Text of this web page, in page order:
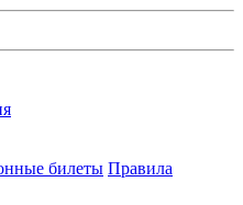
билеты Правила